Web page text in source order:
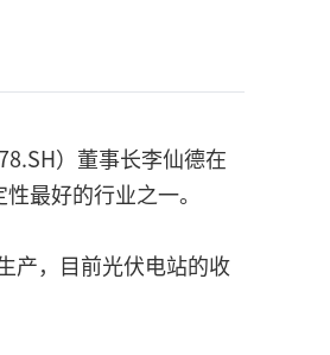
）董事长李仙德在
最好的行业之一。
产，目前光伏电站的收